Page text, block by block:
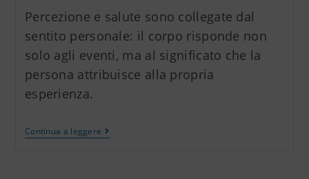
Percezione e salute sono collegate dal
sentito personale: il corpo risponde non
solo agli eventi, ma al significato che la
persona attribuisce alla propria
esperienza.
Continua a leggere